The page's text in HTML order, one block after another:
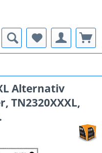
Alternativ
TN2320XXXL,